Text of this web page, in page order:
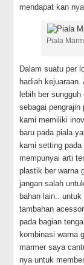
mendapat kan
Piala
Dalam suatu per
hadiah
lebih ber
sebagai
kami memiliki
baru pada piala
kami setting
mempunyai arti
plastik ber warna
jangan salah
bahan lain..
tambahan
pada bagian
kombinasi warna
marmer saya
nya untuk